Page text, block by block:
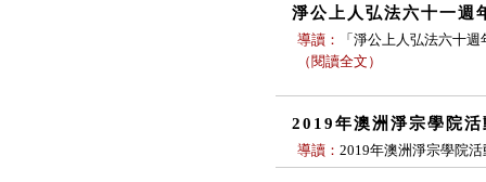
淨公上人弘法六十一週
導讀：
「淨公上人弘法六十
（ 閱讀全文 ）
2019年澳洲淨宗學院
導讀： 2019年澳洲淨宗學院